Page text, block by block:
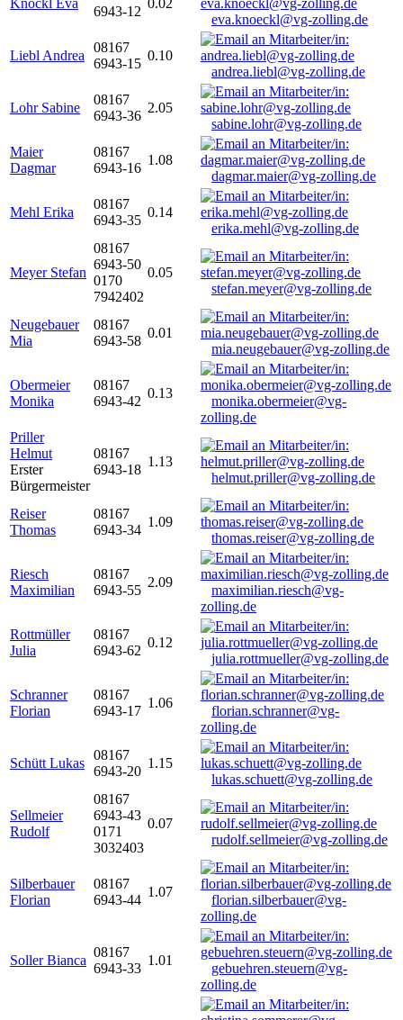
Knöckl Eva
6943-12
0.02
eva.knoeckl@vg-zolling.de
Liebl Andrea
08167
6943-15
0.10
andrea.liebl@vg-zolling.de
Lohr Sabine
08167
6943-36
2.05
sabine.lohr@vg-zolling.de
Maier
Dagmar
08167
6943-16
1.08
dagmar.maier@vg-zolling.de
Mehl Erika
08167
6943-35
0.14
erika.mehl@vg-zolling.de
Meyer Stefan
08167
6943-50
0170
7942402
0.05
stefan.meyer@vg-zolling.de
Neugebauer
Mia
08167
6943-58
0.01
mia.neugebauer@vg-zolling.de
Obermeier
Monika
08167
6943-42
0.13
monika.obermeier@vg-
zolling.de
Priller
Helmut
Erster
Bürgermeister
08167
6943-18
1.13
helmut.priller@vg-zolling.de
Reiser
Thomas
08167
6943-34
1.09
thomas.reiser@vg-zolling.de
Riesch
Maximilian
08167
6943-55
2.09
maximilian.riesch@vg-
zolling.de
Rottmüller
Julia
08167
6943-62
0.12
julia.rottmueller@vg-zolling.de
Schranner
Florian
08167
6943-17
1.06
florian.schranner@vg-
zolling.de
Schütt Lukas
08167
6943-20
1.15
lukas.schuett@vg-zolling.de
Sellmeier
Rudolf
08167
6943-43
0171
3032403
0.07
rudolf.sellmeier@vg-zolling.de
Silberbauer
Florian
08167
6943-44
1.07
florian.silberbauer@vg-
zolling.de
Soller Bianca
08167
6943-33
1.01
gebuehren.steuern@vg-
zolling.de